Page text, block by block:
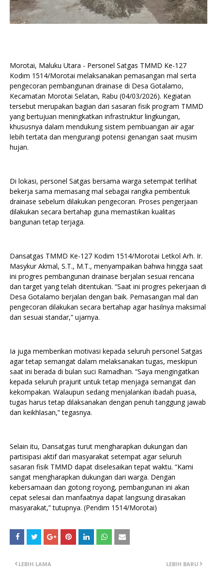
Morotai, Maluku Utara - Personel Satgas TMMD Ke-127
Kodim 1514/Morotai melaksanakan pemasangan mal serta
pengecoran pembangunan drainase di Desa Gotalamo,
Kecamatan Morotai Selatan, Rabu (04/03/2026). Kegiatan
tersebut merupakan bagian dari sasaran fisik program TMMD
yang bertujuan meningkatkan infrastruktur lingkungan,
khususnya dalam mendukung sistem pembuangan air agar
lebih tertata dan mengurangi potensi genangan saat musim
hujan.
Di lokasi, personel Satgas bersama warga setempat terlihat
bekerja sama memasang mal sebagai rangka pembentuk
drainase sebelum dilakukan pengecoran. Proses pengerjaan
dilakukan secara bertahap guna memastikan kualitas
bangunan tetap terjaga.
Dansatgas TMMD Ke-127 Kodim 1514/Morotai Letkol Arh. Ir.
Masykur Akmal, S.T., M.T., menyampaikan bahwa hingga saat
ini progres pembangunan drainase berjalan sesuai rencana
dan target yang telah ditentukan. “Saat ini progres pekerjaan di
Desa Gotalamo berjalan dengan baik. Pemasangan mal dan
pengecoran dilakukan secara bertahap agar hasilnya maksimal
dan sesuai standar,” ujarnya.
Ia juga memberikan motivasi kepada seluruh personel Satgas
agar tetap semangat dalam melaksanakan tugas, meskipun
saat ini berada di bulan suci Ramadhan. “Saya mengingatkan
kepada seluruh prajurit untuk tetap menjaga semangat dan
kekompakan. Walaupun sedang menjalankan ibadah puasa,
tugas harus tetap dilaksanakan dengan penuh tanggung jawab
dan keikhlasan,” tegasnya.
Selain itu, Dansatgas turut mengharapkan dukungan dan
partisipasi aktif dari masyarakat setempat agar seluruh
sasaran fisik TMMD dapat diselesaikan tepat waktu. “Kami
sangat mengharapkan dukungan dari warga. Dengan
kebersamaan dan gotong royong, pembangunan ini akan
cepat selesai dan manfaatnya dapat langsung dirasakan
masyarakat,” tutupnya. (Pendim 1514/Morotai)
LEBIH BARU
LEBIH LAMA